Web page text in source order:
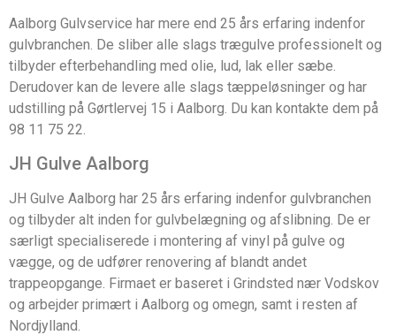
Aalborg Gulvservice har mere end 25 års erfaring indenfor
gulvbranchen. De sliber alle slags trægulve professionelt og
tilbyder efterbehandling med olie, lud, lak eller sæbe.
Derudover kan de levere alle slags tæppeløsninger og har
udstilling på Gørtlervej 15 i Aalborg. Du kan kontakte dem på
98 11 75 22.
JH Gulve Aalborg
JH Gulve Aalborg har 25 års erfaring indenfor gulvbranchen
og tilbyder alt inden for gulvbelægning og afslibning. De er
særligt specialiserede i montering af vinyl på gulve og
vægge, og de udfører renovering af blandt andet
trappeopgange. Firmaet er baseret i Grindsted nær Vodskov
og arbejder primært i Aalborg og omegn, samt i resten af
Nordjylland.